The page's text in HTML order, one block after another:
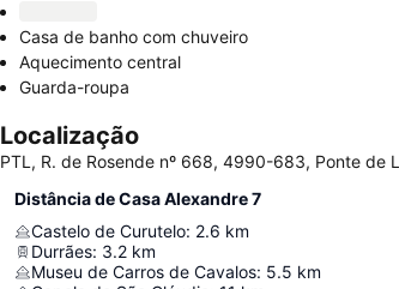
Casa de banho com chuveiro
Aquecimento central
Guarda-roupa
Localização
PTL, R. de Rosende nº 668, 4990-683, Ponte de
Distância de Casa Alexandre 7
Castelo de Curutelo: 2.6 km
Durrães: 3.2 km
Museu de Carros de Cavalos: 5.5 km